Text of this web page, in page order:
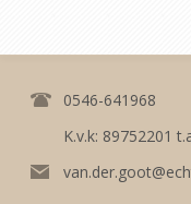
0546-641968
K.v.k: 89752201